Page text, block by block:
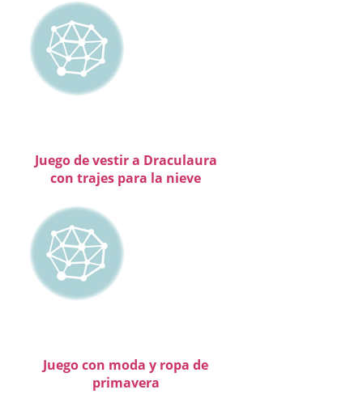
Juego de vestir a Draculaura
con trajes para la nieve
Juego con moda y ropa de
primavera